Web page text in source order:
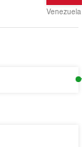
Venezuela